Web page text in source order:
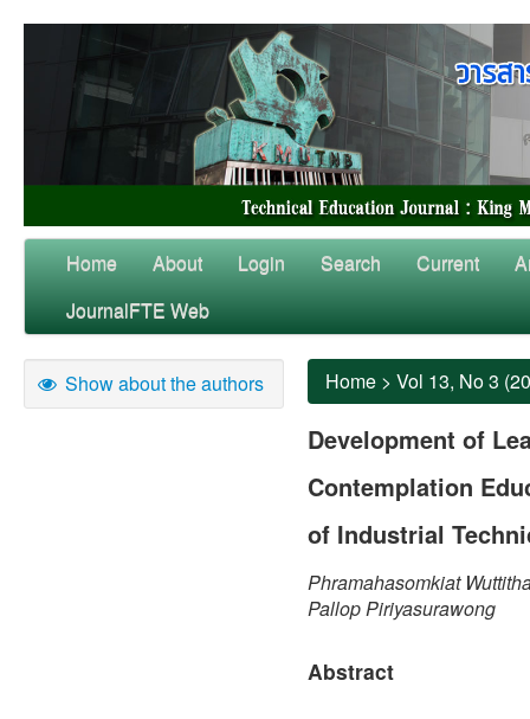
Home About Login Search Current
JournalFTE Web
Show about the authors Home > Vol 13, No 3
Development of
Contemplation
of Industrial
Phramahasomkiat
Pallop Piriyasurawong
Abstract